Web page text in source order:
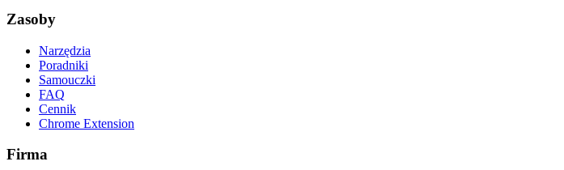
Zasoby
Narzędzia
Poradniki
Samouczki
FAQ
Cennik
Chrome Extension
Firma